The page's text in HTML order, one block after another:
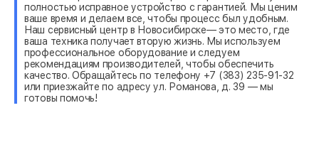
полностью исправное устройство с гарантией. Мы ценим
ваше время и делаем все, чтобы процесс был удобным.
Наш сервисный центр в Новосибирске— это место, где
ваша техника получает вторую жизнь. Мы используем
профессиональное оборудование и следуем
рекомендациям производителей, чтобы обеспечить
качество. Обращайтесь по телефону +7 (383) 235-91-32
или приезжайте по адресу ул. Романова, д. 39 — мы
готовы помочь!